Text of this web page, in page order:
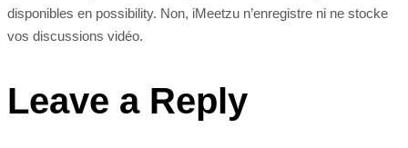
disponibles en possibility. Non, iMeetzu n’enregistre ni ne stocke
vos discussions vidéo.
Leave a Reply